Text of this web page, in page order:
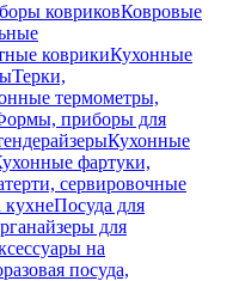
ковриковКовровые
коврикиКухонные
Терки,
термометры,
приборы для
Кухонные
фартуки,
сервировочные
кухнеПосуда для
для
на
посуда,